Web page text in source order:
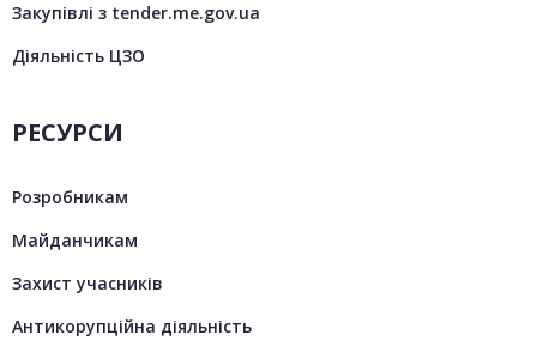
Закупівлі з tender.me.gov.ua
Діяльність ЦЗО
РЕСУРСИ
Розробникам
Майданчикам
Захист учасників
Антикорупційна діяльність